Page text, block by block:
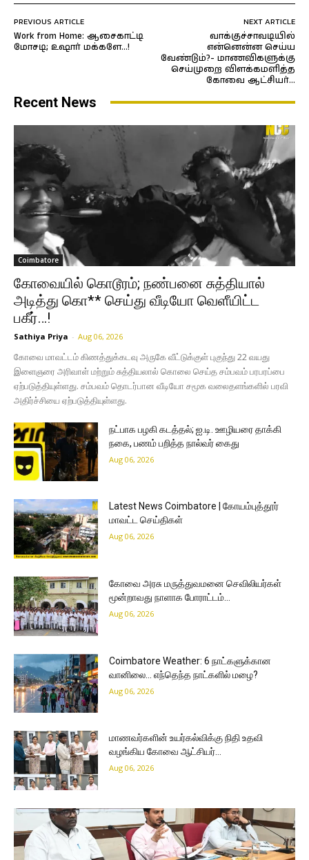
PREVIOUS ARTICLE
Work from Home: ஆசைகாட்டி
மோசடி; உஷார் மக்களே…!
NEXT ARTICLE
வாக்குச்சாவடியில்
என்னென்ன செய்ய
வேண்டும்?- மாணவிகளுக்கு
செய்முறை விளக்கமளித்த
கோவை ஆட்சியர்…
Recent News
Coimbatore
கோவையில் கொடூரம்; நண்பனை சுத்தியால்
அடித்து கொ** செய்து வீடியோ வெளீயிட்ட
பகீர்…!
Sathiya Priya - Aug 06, 2026
கோவை மாவட்டம் கிணத்துக்கடவு அருகே வீட்டுக்குள் புகுந்து 22 வயது
இளைஞரை அரிவாள் மற்றும் சுத்தியலால் கொலை செய்த சம்பவம் பரபரப்பை
ஏற்படுத்தியுள்ளது. சம்பவம் தொடர்பான வீடியோ சமூக வலைதளங்களில் பரவி
அதிர்ச்சியை ஏற்படுத்தியுள்ளது.
நட்பாக பழகி கடத்தல்; ஐ.டி. ஊழியரை தாக்கி
நகை, பணம் பறித்த நால்வர் கைது
Aug 06, 2026
Latest News Coimbatore | கோயம்புத்தூர்
மாவட்ட செய்திகள்
Aug 06, 2026
கோவை அரசு மருத்துவமனை செவிலியர்கள்
மூன்றாவது நாளாக போராட்டம்…
Aug 06, 2026
Coimbatore Weather: 6 நாட்களுக்கான
வானிலை… எந்தெந்த நாட்களில் மழை?
Aug 06, 2026
மாணவர்களின் உயர்கல்விக்கு நிதி உதவி
வழங்கிய கோவை ஆட்சியர்…
Aug 06, 2026